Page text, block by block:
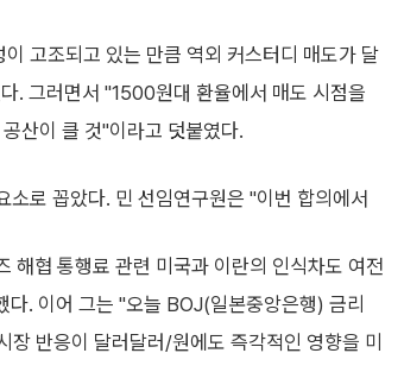
고조되고 있는 만큼 역외 커스터디 매도가 달
. 그러면서 "1500원대 환율에서 매도 시점을
산이 클 것"이라고 덧붙였다.
로 꼽았다. 민 선임연구원은 "이번 합의에서
해협 통행료 관련 미국과 이란의 인식차도 여전
. 이어 그는 "오늘 BOJ(일본중앙은행) 금리
반응이 달러달러/원에도 즉각적인 영향을 미